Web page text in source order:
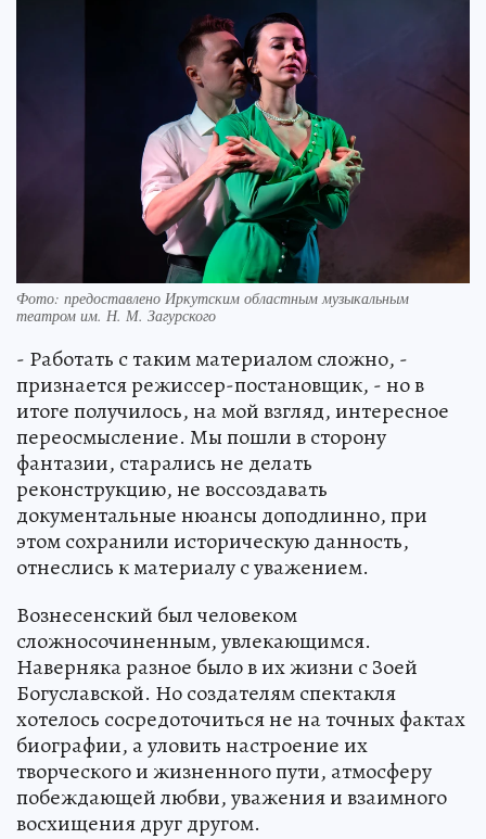
Фото: предоставлено Иркутским областным музыкальным
театром им. Н. М. Загурского
- Работать с таким материалом сложно, -
признается режиссер-постановщик, - но в
итоге получилось, на мой взгляд, интересное
переосмысление. Мы пошли в сторону
фантазии, старались не делать
реконструкцию, не воссоздавать
документальные нюансы доподлинно, при
этом сохранили историческую данность,
отнеслись к материалу с уважением.
Вознесенский был человеком
сложносочиненным, увлекающимся.
Наверняка разное было в их жизни с Зоей
Богуславской. Но создателям спектакля
хотелось сосредоточиться не на точных фактах
биографии, а уловить настроение их
творческого и жизненного пути, атмосферу
побеждающей любви, уважения и взаимного
восхищения друг другом.